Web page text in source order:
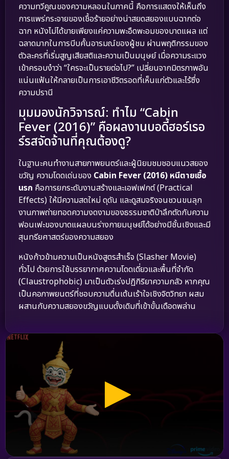
ความทวีคูณของความหลอนในภาคนี้ คือการแสดงให้เห็นถึง
การแพร่กระจายของเชื้อร้ายอย่างน่าสยดสยองแบบฉากต่อ
ฉาก หนังไม่ได้ขายเพียงแค่ความพะอืดพะอมของบาดแผล แต่
ฉลาดมากในการบีบคั้นอารมณ์ของผู้ชม ผ่านพฤติกรรมของ
ตัวละครที่เริ่มสูญเสียสติและความเป็นมนุษย์ เมื่อความระแวง
เข้าครอบงำว่า “ใครจะเป็นรายต่อไป?” เปลี่ยนจากมิตรภาพอัน
แน่นแฟ้นให้กลายเป็นการเอาชีวิตรอดที่เห็นแก่ตัวและไร้ซึ่ง
ความปรานี
มุมมองนักวิจารณ์: ทำไม “Cabin
Fever (2016)” คือผลงานบอดี้ฮอร์เรอ
ร์รสจัดจ้านที่คุณต้องดู?
ในฐานะคนทำงานสายภาพยนตร์และผู้นิยมชมชอบแนวสยอง
ขวัญ ความโดดเด่นของ Cabin Fever (2016) หนีตายเชื้อ
นรก คือการยกระดับงานสร้างและเอฟเฟกต์ (Practical
Effects) ให้มีความสดใหม่ ดุดัน และดูสมจริงจนชวนขนลุก
งานภาพถ่ายทอดความงดงามของธรรมชาติป่าลึกตัดกับความ
ฟอนเฟะของบาดแผลบนร่างกายมนุษย์ได้อย่างมีชั้นเชิงและมี
สุนทรียศาสตร์ของความสยอง
หนังก้าวข้ามความเป็นหนังสูตรสำเร็จ (Slasher Movie)
ทั่วไป ด้วยการใช้บรรยากาศความโดดเดี่ยวและพื้นที่จำกัด
(Claustrophobic) มาเป็นตัวเร่งปฏิกิริยาความกลัว หากคุณ
เป็นคอภาพยนตร์ที่ชอบความตื่นเต้นเร้าใจเชิงจิตวิทยา ผสม
ผสานกับความสยองขวัญแบบดั้งเดิมที่เข้าขั้นเดือดพล่าน